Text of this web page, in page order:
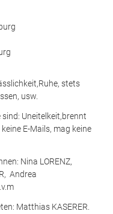
stets
usw.
Uneitelkeit,brennt
E-Mails, mag keine
Nina LORENZ,
Andrea
Matthias KASERER.